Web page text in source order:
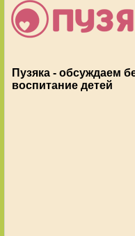
Пузяка - обсуждаем
воспитание детей